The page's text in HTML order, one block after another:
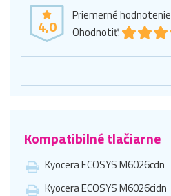
4,0
Priemerné hodnotenie
Ohodnotiť:
Kompatibilné tlačiarne
Kyocera ECOSYS M6026cdn
Kyocera ECOSYS M6026cidn